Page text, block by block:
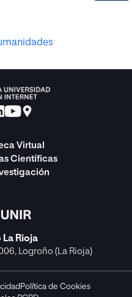
Virtual
Científicas
Rioja
Logroño (La Rioja)
Política de Cookies